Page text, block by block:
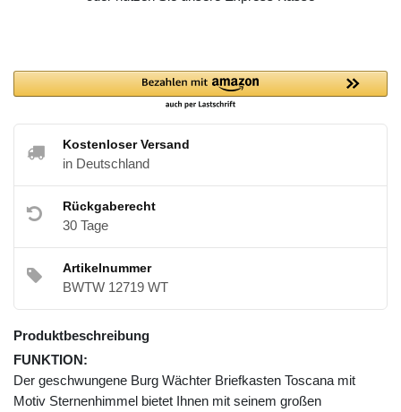
Kostenloser Versand
in Deutschland
Rückgaberecht
30 Tage
Artikelnummer
BWTW 12719 WT
Produktbeschreibung
FUNKTION:
Der geschwungene Burg Wächter Briefkasten Toscana mit
Motiv Sternenhimmel bietet Ihnen mit seinem großen